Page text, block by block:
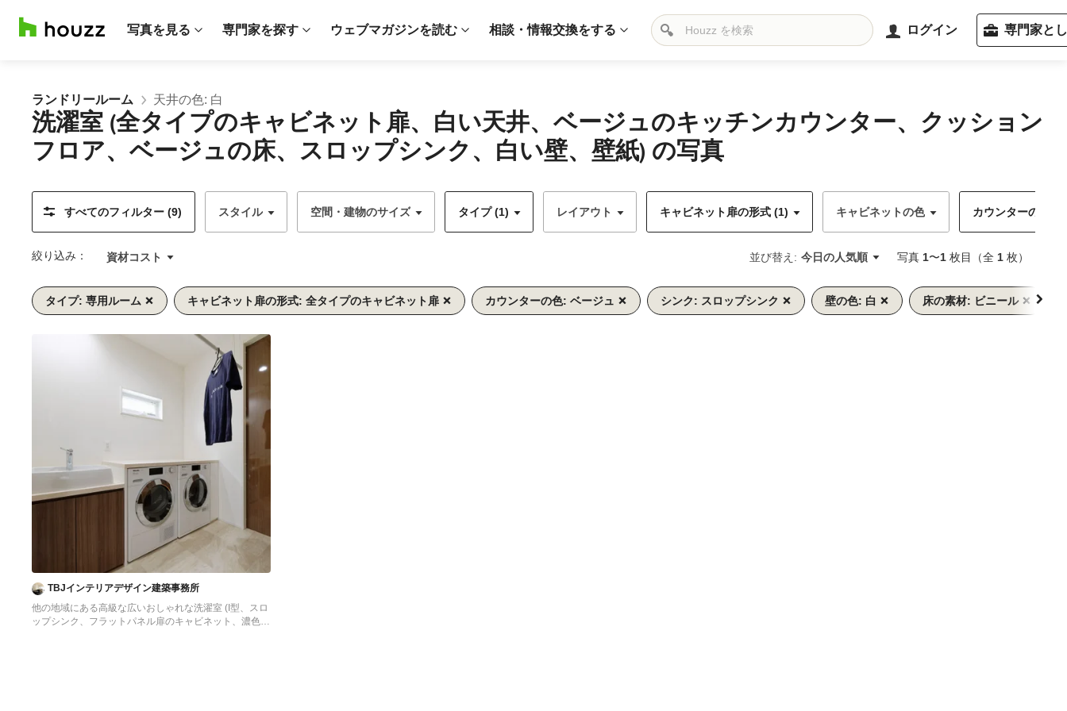
写真を見る 専門家を探す ウェブマガジンを読む 相談・情報交換をする ログイン 専門家と
ランドリールーム 天井の色: 白
洗濯室 (全タイプのキャビネット扉、白い天井、ベージュのキッチンカウンター、クッション
フロア、ベージュの床、スロップシンク、白い壁、壁紙) の写真
すべてのフィルター (9) スタイル 空間・建物のサイズ タイプ (1) レイアウト キャビネット扉の形式 (1) キャビネットの色 カウンターの色 (1)
絞り込み： 資材コスト 並び替え: 今日の人気順 写真 1〜1 枚目（全 1 枚）
タイプ: 専用ルーム キャビネット扉の形式: 全タイプのキャビネット扉 カウンターの色: ベージュ シンク: スロップシンク 壁の色: 白 床の素材: ビニール
TBJインテリアデザイン建築事務所
他の地域にある高級な広いおしゃれな洗濯室 (I型、スロ
ップシンク、フラットパネル扉のキャビネット、濃色木